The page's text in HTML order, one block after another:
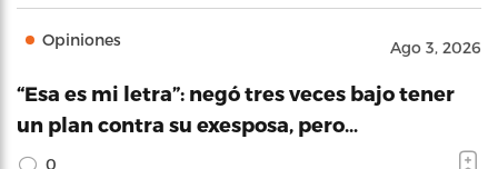
Opiniones Ago 3, 2026
“Esa es mi letra”: negó tres veces bajo tener
un plan contra su exesposa, pero…
0